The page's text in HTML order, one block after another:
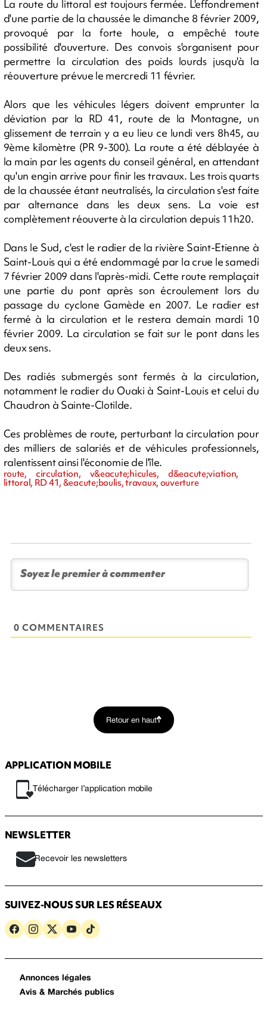
La route du littoral est toujours fermée. L'effondrement
d'une partie de la chaussée le dimanche 8 février 2009,
provoqué par la forte houle, a empêché toute
possibilité d'ouverture. Des convois s'organisent pour
permettre la circulation des poids lourds jusqu'à la
réouverture prévue le mercredi 11 février.
Alors que les véhicules légers doivent emprunter la
déviation par la RD 41, route de la Montagne, un
glissement de terrain y a eu lieu ce lundi vers 8h45, au
9ème kilomètre (PR 9-300). La route a été déblayée à
la main par les agents du conseil général, en attendant
qu'un engin arrive pour finir les travaux. Les trois quarts
de la chaussée étant neutralisés, la circulation s'est faite
par alternance dans les deux sens. La voie est
complètement réouverte à la circulation depuis 11h20.
Dans le Sud, c'est le radier de la rivière Saint-Etienne à
Saint-Louis qui a été endommagé par la crue le samedi
7 février 2009 dans l'après-midi. Cette route remplaçait
une partie du pont après son écroulement lors du
passage du cyclone Gamède en 2007. Le radier est
fermé à la circulation et le restera demain mardi 10
février 2009. La circulation se fait sur le pont dans les
deux sens.
Des radiés submergés sont fermés à la circulation,
notamment le radier du Ouaki à Saint-Louis et celui du
Chaudron à Sainte-Clotilde.
Ces problèmes de route, perturbant la circulation pour
des milliers de salariés et de véhicules professionnels,
ralentissent ainsi l'économie de l'île.
route, circulation, v&eacute;hicules, d&eacute;viation,
littoral, RD 41, &eacute;boulis, travaux, ouverture
0 COMMENTAIRES
Retour en haut
APPLICATION MOBILE
Télécharger l’application mobile
NEWSLETTER
Recevoir les newsletters
SUIVEZ-NOUS SUR LES RÉSEAUX
Annonces légales
Avis & Marchés publics